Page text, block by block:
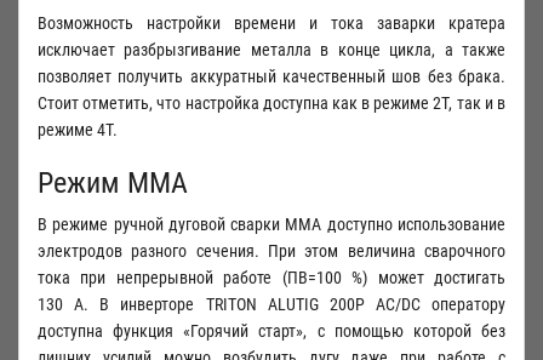
Возможность настройки времени и тока заварки кратера
исключает разбрызгивание металла в конце цикла, а также
позволяет получить аккуратный качественный шов без брака.
Стоит отметить, что настройка доступна как в режиме 2Т, так и в
режиме 4Т.
Режим ММА
В режиме ручной дуговой сварки MMA доступно использование
электродов разного сечения. При этом величина сварочного
тока при непрерывной работе (ПВ=100 %) может достигать
130 А. В инверторе TRITON ALUTIG 200Р AC/DC оператору
доступна функция «Горячий старт», с помощью которой без